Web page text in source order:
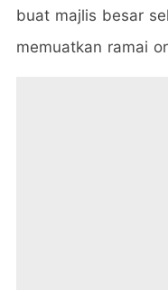
buat majlis besar
memuatkan ramai